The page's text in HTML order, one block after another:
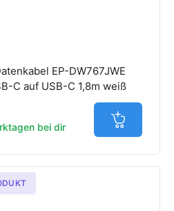
EP-DW767JWE
C auf USB-C 1,8m weiß
bei dir Jetzt in